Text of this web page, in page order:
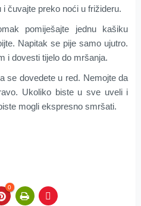
čuvajte preko noći u frižideru.
pomiješajte jednu kašiku
Napitak se pije samo ujutro.
i dovesti tijelo do mršanja.
se dovedete u red. Nemojte da
Ukoliko biste u sve uveli i
mogli ekspresno smršati.
0